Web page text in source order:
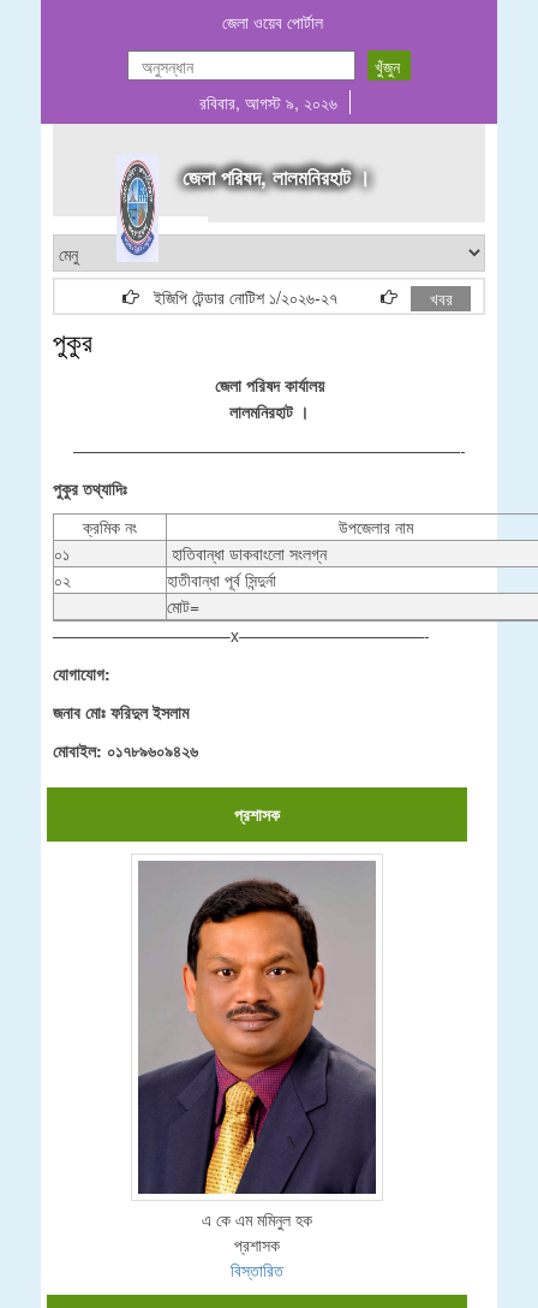
জেলা ওয়েব পোর্টাল
রবিবার, আগস্ট ৯, ২০২৬
জেলা পরিষদ, লালমনিরহাট ।
ইজিপি টেন্ডার নোটিশ ১/২০২৬-২৭ নতুন ঠিকাদার লাইসেন্স
খবর
পুকুর
জেলা পরিষদ কার্যালয়
লালমনিরহাট ।
———————————————————————-
পুকুর তথ্যাদিঃ
ক্রমিক নং
উপজেলার নাম
০১
হাতিবান্ধা ডাকবাংলো সংলগ্ন
০২
হাতীবান্ধা পূর্ব সিন্দুর্না
মোট=
——————————–x———————————-
যোগাযোগ:
জনাব মোঃ ফরিদুল ইসলাম
মোবাইল: ০১৭৮৯৬০৯৪২৬
প্রশাসক
এ কে এম মমিনুল হক
প্রশাসক
বিস্তারিত